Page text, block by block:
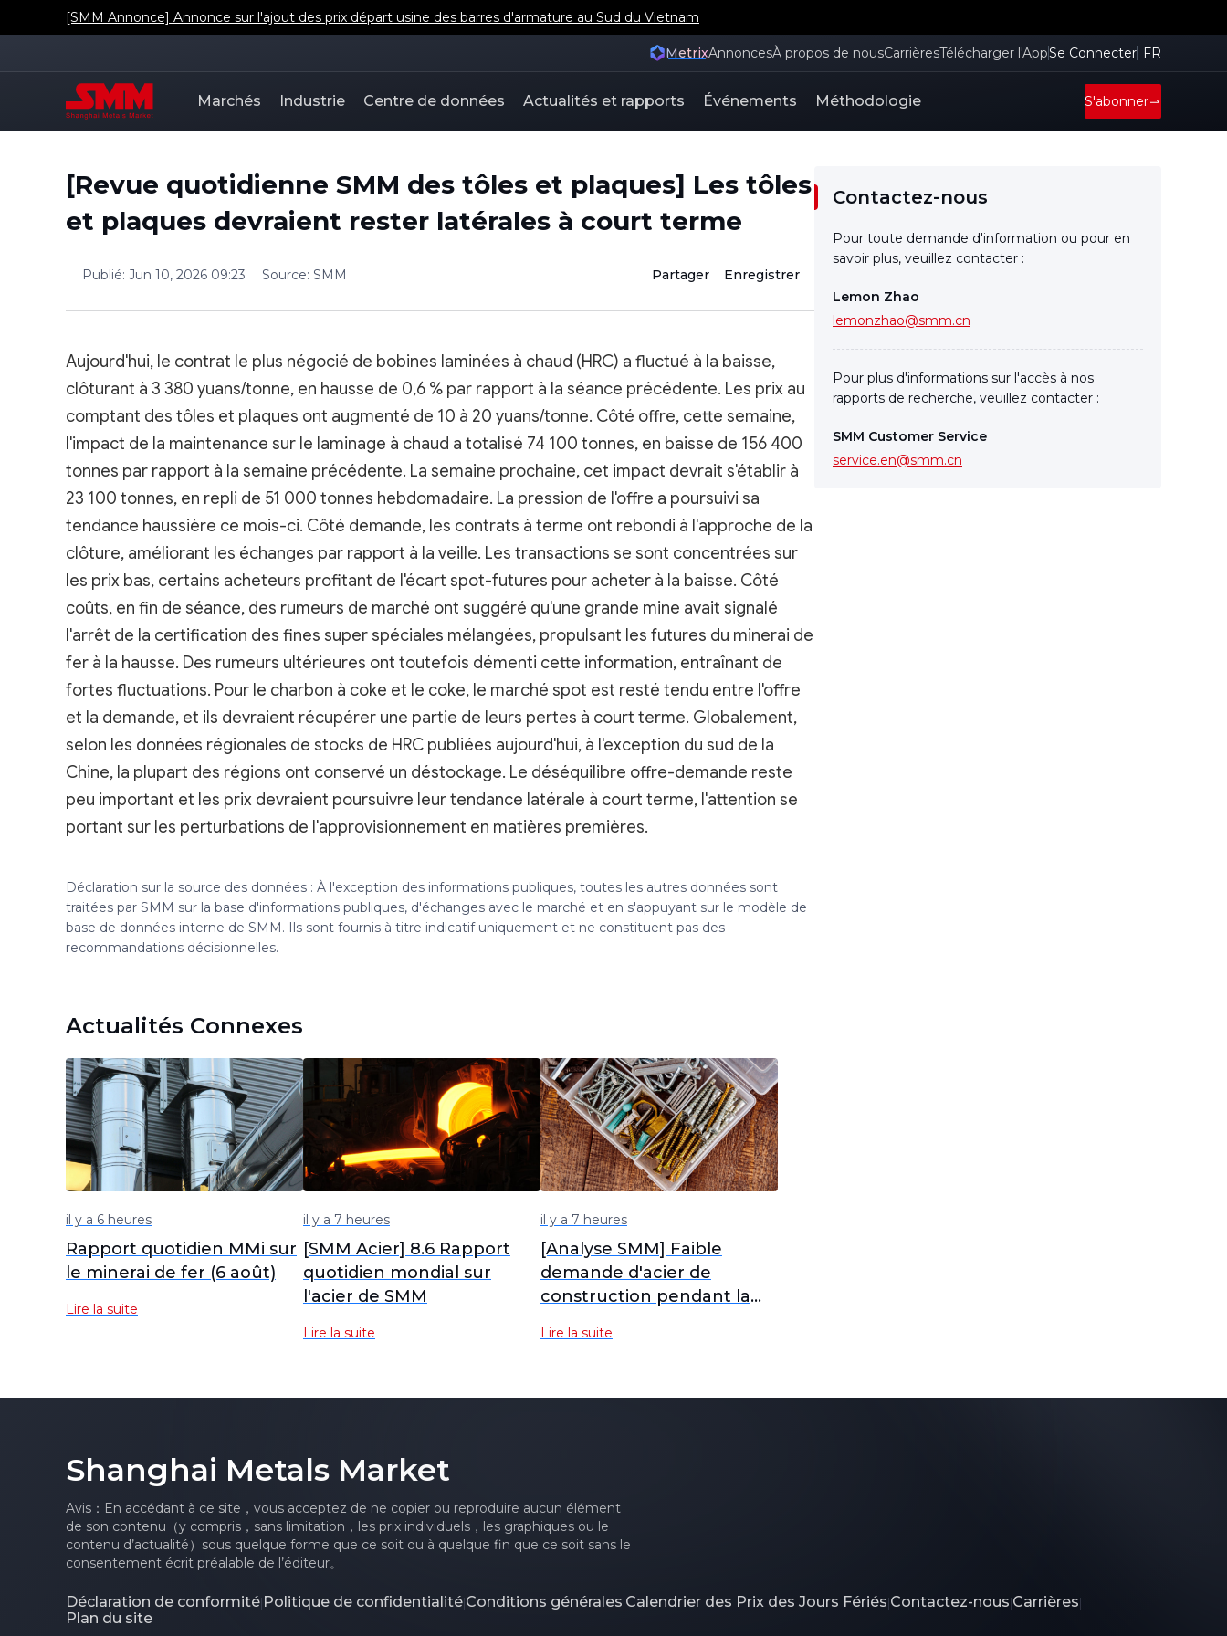
[SMM Annonce] Annonce sur l'ajout des prix départ usine des barres d'armature au Sud du Vietnam
MetrixAnnoncesÀ propos de nousCarrièresTélécharger l'AppSe Connecter FR
Marchés Industrie Centre de données Actualités et rapports Événements Méthodologie S'abonner
[Revue quotidienne SMM des tôles et plaques] Les tôles
et plaques devraient rester latérales à court terme
Publié: Jun 10, 2026 09:23 Source: SMM Partager Enregistrer
Aujourd'hui, le contrat le plus négocié de bobines laminées à chaud (HRC) a fluctué à la baisse,
clôturant à 3 380 yuans/tonne, en hausse de 0,6 % par rapport à la séance précédente. Les prix au
comptant des tôles et plaques ont augmenté de 10 à 20 yuans/tonne. Côté offre, cette semaine,
l'impact de la maintenance sur le laminage à chaud a totalisé 74 100 tonnes, en baisse de 156 400
tonnes par rapport à la semaine précédente. La semaine prochaine, cet impact devrait s'établir à
23 100 tonnes, en repli de 51 000 tonnes hebdomadaire. La pression de l'offre a poursuivi sa
tendance haussière ce mois-ci. Côté demande, les contrats à terme ont rebondi à l'approche de la
clôture, améliorant les échanges par rapport à la veille. Les transactions se sont concentrées sur
les prix bas, certains acheteurs profitant de l'écart spot-futures pour acheter à la baisse. Côté
coûts, en fin de séance, des rumeurs de marché ont suggéré qu'une grande mine avait signalé
l'arrêt de la certification des fines super spéciales mélangées, propulsant les futures du minerai de
fer à la hausse. Des rumeurs ultérieures ont toutefois démenti cette information, entraînant de
fortes fluctuations. Pour le charbon à coke et le coke, le marché spot est resté tendu entre l'offre
et la demande, et ils devraient récupérer une partie de leurs pertes à court terme. Globalement,
selon les données régionales de stocks de HRC publiées aujourd'hui, à l'exception du sud de la
Chine, la plupart des régions ont conservé un déstockage. Le déséquilibre offre-demande reste
peu important et les prix devraient poursuivre leur tendance latérale à court terme, l'attention se
portant sur les perturbations de l'approvisionnement en matières premières.
Déclaration sur la source des données : À l'exception des informations publiques, toutes les autres données sont
traitées par SMM sur la base d'informations publiques, d'échanges avec le marché et en s'appuyant sur le modèle de
base de données interne de SMM. Ils sont fournis à titre indicatif uniquement et ne constituent pas des
recommandations décisionnelles.
Actualités Connexes
il y a 6 heures
Rapport quotidien MMi sur
le minerai de fer (6 août)
Lire la suite
il y a 7 heures
[SMM Acier] 8.6 Rapport
quotidien mondial sur
l'acier de SMM
Lire la suite
il y a 7 heures
[Analyse SMM] Faible
demande d'acier de
construction pendant la
Lire la suite
Contactez-nous
Pour toute demande d'information ou pour en
savoir plus, veuillez contacter :
Lemon Zhao
lemonzhao@smm.cn
Pour plus d'informations sur l'accès à nos
rapports de recherche, veuillez contacter :
SMM Customer Service
service.en@smm.cn
Shanghai Metals Market
Avis：En accédant à ce site，vous acceptez de ne copier ou reproduire aucun élément
de son contenu（y compris，sans limitation，les prix individuels，les graphiques ou le
contenu d’actualité）sous quelque forme que ce soit ou à quelque fin que ce soit sans le
consentement écrit préalable de l’éditeur。
Déclaration de conformité| Politique de confidentialité|Conditions générales|Calendrier des Prix des Jours Fériés|Contactez-nous|Carrières|
Plan du site